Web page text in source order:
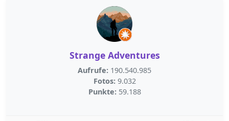
Strange Adventures
Aufrufe: 190.540.985
Fotos: 9.032
Punkte: 59.188